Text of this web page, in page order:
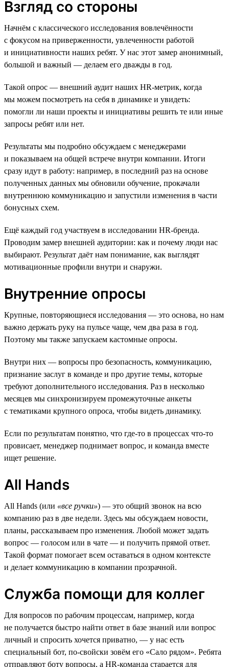
Взгляд со стороны
Начнём с классического исследования вовлечённости
с фокусом на приверженности, увлеченности работой
и инициативности наших ребят. У нас этот замер анонимный,
большой и важный — делаем его дважды в год.
Такой опрос — внешний аудит наших HR-метрик, когда
мы можем посмотреть на себя в динамике и увидеть:
помогли ли наши проекты и инициативы решить те или иные
запросы ребят или нет.
Результаты мы подробно обсуждаем с менеджерами
и показываем на общей встрече внутри компании. Итоги
сразу идут в работу: например, в последний раз на основе
полученных данных мы обновили обучение, прокачали
внутреннюю коммуникацию и запустили изменения в части
бонусных схем.
Ещё каждый год участвуем в исследовании HR-бренда.
Проводим замер внешней аудитории: как и почему люди нас
выбирают. Результат даёт нам понимание, как выглядят
мотивационные профили внутри и снаружи.
Внутренние опросы
Крупные, повторяющиеся исследования — это основа, но нам
важно держать руку на пульсе чаще, чем два раза в год.
Поэтому мы также запускаем кастомные опросы.
Внутри них — вопросы про безопасность, коммуникацию,
признание заслуг в команде и про другие темы, которые
требуют дополнительного исследования. Раз в несколько
месяцев мы синхронизируем промежуточные анкеты
с тематиками крупного опроса, чтобы видеть динамику.
Если по результатам понятно, что где-то в процессах что-то
провисает, менеджер поднимает вопрос, и команда вместе
ищет решение.
All Hands
All Hands (или «все ручки») — это общий звонок на всю
компанию раз в две недели. Здесь мы обсуждаем новости,
планы, рассказываем про изменения. Любой может задать
вопрос — голосом или в чате — и получить прямой ответ.
Такой формат помогает всем оставаться в одном контексте
и делает коммуникацию в компании прозрачной.
Служба помощи для коллег
Для вопросов по рабочим процессам, например, когда
не получается быстро найти ответ в базе знаний или вопрос
личный и спросить хочется приватно, — у нас есть
специальный бот, по-свойски зовём его «Сало рядом». Ребята
отправляют боту вопросы, а HR-команда старается для